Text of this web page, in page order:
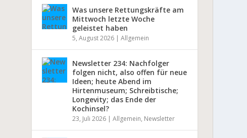
Was unsere Rettungskräfte am
Mittwoch letzte Woche
geleistet haben
5, August 2026| Allgemein
Newsletter 234: Nachfolger
folgen nicht, also offen für neue
Ideen; heute Abend im
Hirtenmuseum; Schreibtische;
Longevity; das Ende der
Kochinsel?
23, Juli 2026| Allgemein, Newsletter